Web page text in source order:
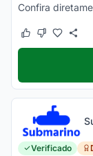
Este cupom
Este cupom
Verificado